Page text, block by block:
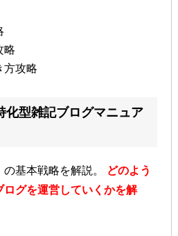
略
方攻略
化型雑記ブログマニュア
基本戦略を解説。
どのよう
グを運営していくかを解